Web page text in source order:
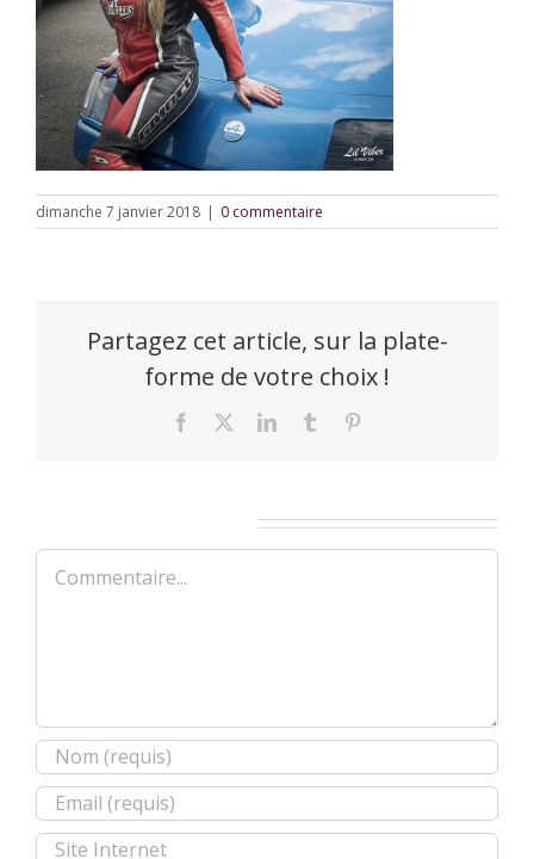
dimanche 7 janvier 2018 | 0 commentaire
Partagez cet article, sur la plate-
forme de votre choix !
Facebook LinkedInTumblr
Commentaire